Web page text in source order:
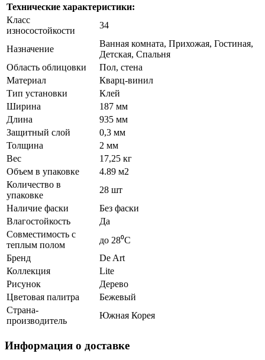
Технические характеристики:
Класс
износостойкости
34
Назначение
Ванная комната, Прихожая, Гостиная,
Детская, Спальня
Область облицовки
Пол, стена
Материал
Кварц-винил
Тип установки
Клей
Ширина
187 мм
Длина
935 мм
Защитный слой
0,3 мм
Толщина
2 мм
Вес
17,25 кг
Объем в упаковке
4.89 м2
Количество в
упаковке
28 шт
Наличие фаски
Без фаски
Влагостойкость
Да
Совместимость с
теплым полом
до 28⁰С
Бренд
De Art
Коллекция
Lite
Рисунок
Дерево
Цветовая палитра
Бежевый
Страна-
производитель
Южная Корея
Информация о доставке